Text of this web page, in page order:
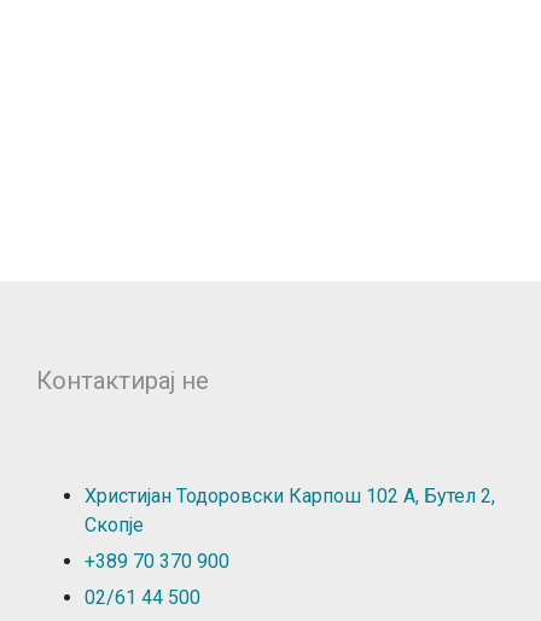
Контактирај не
Христијан Тодоровски Карпош 102 А, Бутел 2,
Скопје
+389 70 370 900
02/61 44 500